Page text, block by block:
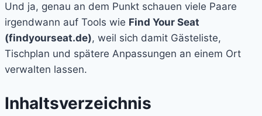
Und ja, genau an dem Punkt schauen viele Paare
irgendwann auf Tools wie Find Your Seat
(findyourseat.de), weil sich damit Gästeliste,
Tischplan und spätere Anpassungen an einem Ort
verwalten lassen.
Inhaltsverzeichnis